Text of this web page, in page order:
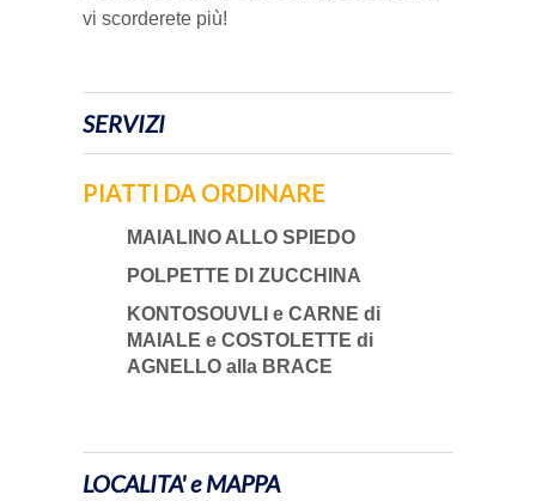
vi scorderete più!
SERVIZI
PIATTI DA ORDINARE
MAIALINO ALLO SPIEDO
POLPETTE DI ZUCCHINA
KONTOSOUVLI e CARNE di
MAIALE e COSTOLETTE di
AGNELLO alla BRACE
LOCALITA' e MAPPA